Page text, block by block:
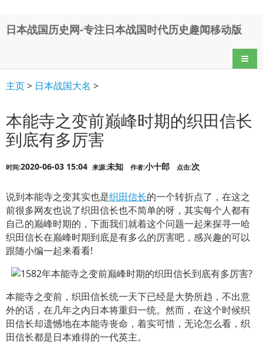
日本战国历史网-专注日本战国时代历史趣闻移动版
导航
主页> 日本战国大名 >
本能寺之变前巅峰时期的织田信长
到底有多厉害
时间:2020-06-03 15:04 来源:未知 作者:小十郎 点击:次
说到本能寺之变其实也是织田信长的一个转折点了，在这之
前很多网友也说了织田信长也不简单的呀，其实每个人都有
自己的巅峰时期的，下面我们就着这个问题一起来探寻一哈
织田信长在巅峰时期到底是有多么的厉害吧，感兴趣的可以
跟随小编一起来看看!
本能寺之变前，织田信长统一天下已经是大势所趋，不出意
外的话，在几年之内日本将重归一统。然而，在这个时候织
田信长却遗憾地在本能寺丧命，着实可惜，无论怎么看，织
田信长都是日本难得的一代英主。